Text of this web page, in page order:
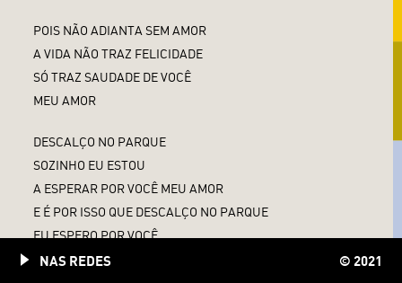
POIS NÃO ADIANTA SEM AMOR
A VIDA NÃO TRAZ FELICIDADE
SÓ TRAZ SAUDADE DE VOCÊ
MEU AMOR
DESCALÇO NO PARQUE
SOZINHO EU ESTOU
A ESPERAR POR VOCÊ MEU AMOR
E É POR ISSO QUE DESCALÇO NO PARQUE
EU ESPERO POR VOCÊ
E É POR ISSO QUE DESCALÇO NO PARQUE
NAS REDES © 2021